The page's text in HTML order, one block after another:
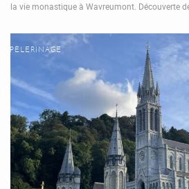
la vie monastique à Wavreumont. Découverte
PÈLERINAGE